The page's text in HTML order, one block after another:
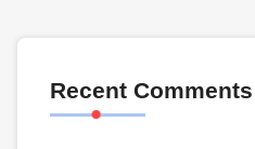
Recent Comments